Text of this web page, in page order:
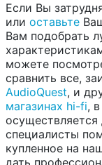
Если Вы
или оставьте
Вам подобрать
можете
сравнить все,
AudioQuest, и
магазинах hi-fi,
специалисты
купленное на